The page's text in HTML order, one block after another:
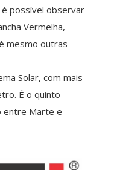
é possível observar
Vermelha,
mesmo outras
Solar, com mais
É o quinto
entre Marte e